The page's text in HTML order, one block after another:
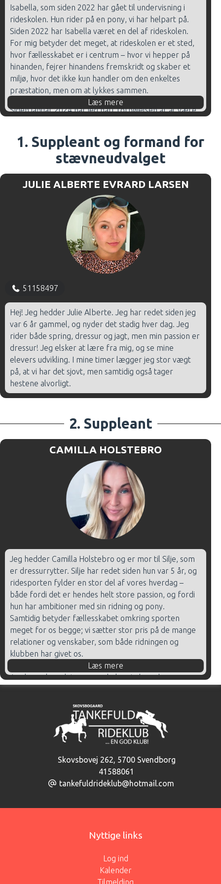
Isabella, som siden 2022 har gået til undervisning i
rideskolen. Hun rider på en pony, vi har helpart på.
Siden 2022 har Isabella været en del af rideskolen.
For mig betyder det meget, at rideskolen er et sted,
hvor fællesskabet er i centrum – hvor vi hepper på
hinanden, fejrer hinandens fremskridt og skaber et
miljø, hvor det ikke kun handler om den enkeltes
præstation, men om at lykkes sammen.
Siden januar 2024 har jeg haft fornøjelsen af at være
Bestyrelsesarbejdet er ikke nyt for mig – jeg sidder
også i bestyrelsen i min mands fodboldklub og jeg
trives med at bidrage til foreningslivet.
Jeg brænder for at være med til at udvikle
rideklubben i en retning, hvor tryghed, læring og
fællesskab går hånd i hånd – til glæde for både børn
Til daglig arbejder jeg som klinisk diætist i Svendborg
Kommune, hvor jeg også har fokus på trivsel og
Kurser:
Førstehjælp
Læs mere
1. Suppleant og formand for
stævneudvalget
JULIE ALBERTE EVRARD LARSEN
51158497
Hej! Jeg hedder Julie Alberte. Jeg har redet siden jeg
var 6 år gammel, og nyder det stadig hver dag. Jeg
rider både spring, dressur og jagt, men min passion er
dressur! Jeg elsker at lære fra mig, og se mine
elevers udvikling. I mine timer lægger jeg stor vægt
på, at vi har det sjovt, men samtidig også tager
hestene alvorligt.
2. Suppleant
CAMILLA HOLSTEBRO
Jeg hedder Camilla Holstebro og er mor til Silje, som
er dressurrytter. Silje har redet siden hun var 5 år, og
ridesporten fylder en stor del af vores hverdag –
både fordi det er hendes helt store passion, og fordi
hun har ambitioner med sin ridning og pony.
Samtidig betyder fællesskabet omkring sporten
meget for os begge; vi sætter stor pris på de mange
relationer og venskaber, som både ridningen og
klubben har givet os.
Jeg har selv redet gennem hele min barndom og
Min egen ridning er sat på pause, men jeg nyder at
være med på sidelinjen og følge Silje – både i
træningen, til stævner og i det daglige liv i stalden.
Som en del af bestyrelsen ønsker jeg at bidrage til, at
vores klub fortsat er et sted, hvor trivsel, fællesskab
og venskab vægtes højt – uanset alder og niveau.
er i klubben, både i hverdagen og når vi afholder
Til dagligt arbejder jeg som salgs- og regionalchef i IT-
Læs mere
Skovsbovej 262, 5700 Svendborg
41588061
tankefuldrideklub@hotmail.com
Nyttige links
Log ind
Kalender
Tilmelding